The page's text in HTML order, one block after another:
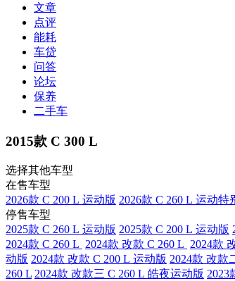
文章
点评
能耗
车贷
问答
论坛
保养
二手车
2015款 C 300 L
选择其他车型
在售车型
2026款 C 200 L 运动版 2026款 C 260 L 运动特
停售车型
2025款 C 260 L 运动版 2025款 C 200 L 运动版
2024款 C 260 L 2024款 改款 C 260 L 2024款
动版 2024款 改款 C 200 L 运动版 2024款 改款
260 L 2024款 改款三 C 260 L 皓夜运动版 2023